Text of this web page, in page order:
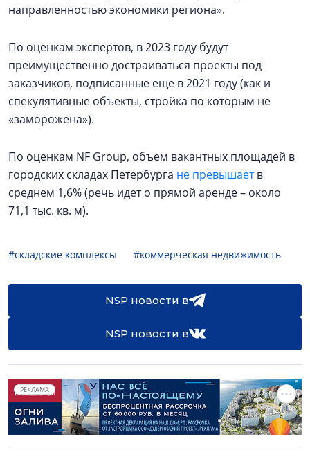
направленностью экономики региона».
По оценкам экспертов, в 2023 году будут
преимущественно достраиваться проекты под
заказчиков, подписанные еще в 2021 году (как и
спекулятивные объекты, стройка по которым не
«заморожена»).
По оценкам NF Group, объем вакантных площадей в
городских складах Петербурга не превышаетв
среднем 1,6% (речь идет о прямой аренде – около
71,1 тыс. кв. м).
#складские комплексы #коммерческая недвижимость
NSP новости в
NSP новости в
РЕКЛАМА